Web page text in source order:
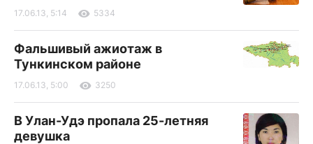
17.06.13, 5:14 5334
Фальшивый ажиотаж в
Тункинском районе
17.06.13, 5:00 3250
В Улан-Удэ пропала 25-летняя
девушка